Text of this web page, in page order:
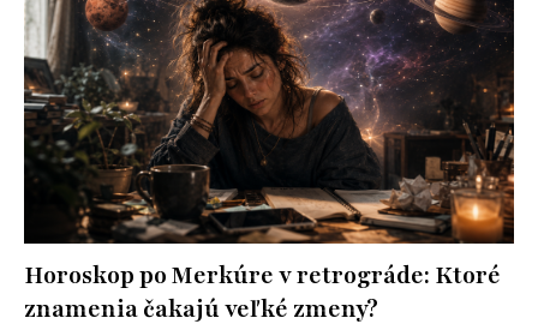
Horoskop po Merkúre v retrográde: Ktoré
znamenia čakajú veľké zmeny?